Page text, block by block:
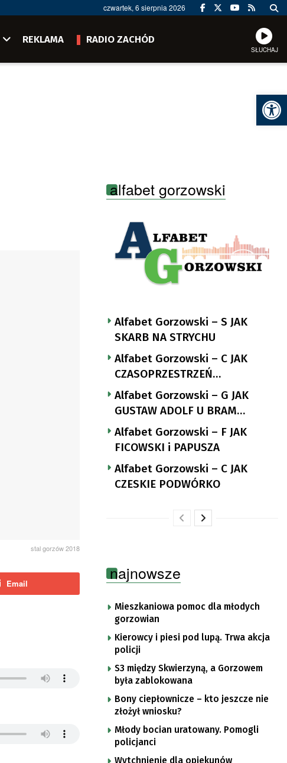
czwartek, 6 sierpnia 2026
REKLAMA RADIO ZACHÓD
SŁUCHAJ
stal gorzów 2018
Email
alfabet gorzowski
Alfabet Gorzowski – S JAK
SKARB NA STRYCHU
Alfabet Gorzowski – C JAK
CZASOPRZESTRZEŃ
NUTTGENSA
Alfabet Gorzowski – G JAK
GUSTAW ADOLF U BRAM
LANDSBERGA
Alfabet Gorzowski – F JAK
FICOWSKI i PAPUSZA
Alfabet Gorzowski – C JAK
CZESKIE PODWÓRKO
najnowsze
Mieszkaniowa pomoc dla młodych
gorzowian
Kierowcy i piesi pod lupą. Trwa akcja
policji
S3 między Skwierzyną, a Gorzowem
była zablokowana
Bony ciepłownicze – kto jeszcze nie
złożył wniosku?
Młody bocian uratowany. Pomogli
policjanci
Wytchnienie dla opiekunów